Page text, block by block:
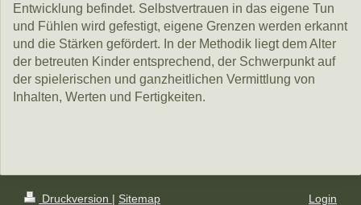
Entwicklung befindet. Selbstvertrauen in das eigene Tun
und Fühlen wird gefestigt, eigene Grenzen werden erkannt
und die Stärken gefördert. In der Methodik liegt dem Alter
der betreuten Kinder entsprechend, der Schwerpunkt auf
der spielerischen und ganzheitlichen Vermittlung von
Inhalten, Werten und Fertigkeiten.
Druckversion | Sitemap Login